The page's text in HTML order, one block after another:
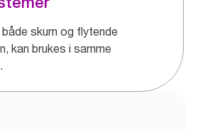
skum og flytende
kan brukes i samme